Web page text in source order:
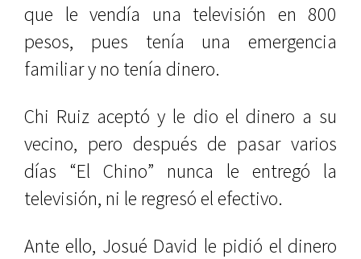
que le vendía una televisión en 800
pesos, pues tenía una emergencia
familiar y no tenía dinero.
Chi Ruiz aceptó y le dio el dinero a su
vecino, pero después de pasar varios
días “El Chino” nunca le entregó la
televisión, ni le regresó el efectivo.
Ante ello, Josué David le pidió el dinero